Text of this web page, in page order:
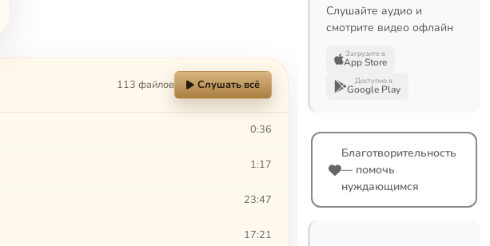
113 файлов Слушать всё
0:36
1:17
23:47
17:21
Слушайте аудио и
смотрите видео офлайн
Загрузите в
App Store
Доступно в
Google Play
Благотворительность
— помочь
нуждающимся